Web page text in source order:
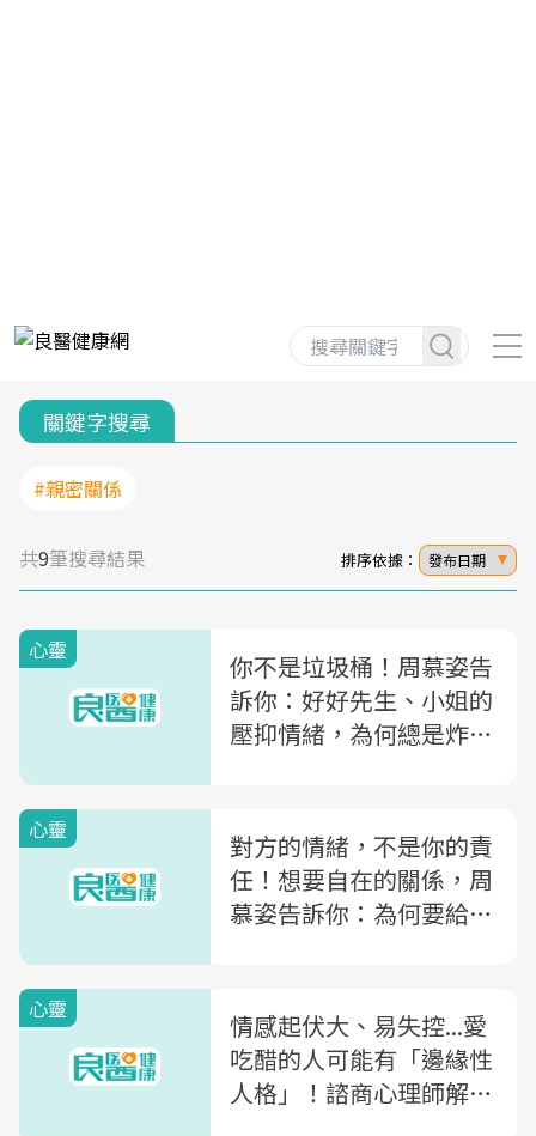
關鍵字搜尋
#親密關係
共9筆搜尋結果 排序依據： 發布日期
心靈
你不是垃圾桶！周慕姿告
訴你：好好先生、小姐的
壓抑情緒，為何總是炸在
心靈
對方的情緒，不是你的責
任！想要自在的關係，周
慕姿告訴你：為何要給對
心靈
情感起伏大、易失控...愛
吃醋的人可能有「邊緣性
人格」！諮商心理師解析